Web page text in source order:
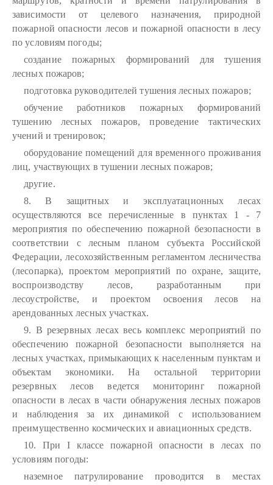
зависимости от целевого назначения, природной
пожарной опасности лесов и пожарной опасности в лесу
по условиям погоды;
создание пожарных формирований для тушения
лесных пожаров;
подготовка руководителей тушения лесных пожаров;
обучение работников пожарных формирований
тушению лесных пожаров, проведение тактических
учений и тренировок;
оборудование помещений для временного проживания
лиц, участвующих в тушении лесных пожаров;
другие.
8. В защитных и эксплуатационных лесах
осуществляются все перечисленные в пунктах 1 - 7
мероприятия по обеспечению пожарной безопасности в
соответствии с лесным планом субъекта Российской
Федерации, лесохозяйственным регламентом лесничества
(лесопарка), проектом мероприятий по охране, защите,
воспроизводству лесов, разработанным при
лесоустройстве, и проектом освоения лесов на
арендованных лесных участках.
9. В резервных лесах весь комплекс мероприятий по
обеспечению пожарной безопасности выполняется на
лесных участках, примыкающих к населенным пунктам и
объектам экономики. На остальной территории
резервных лесов ведется мониторинг пожарной
опасности в лесах в части обнаружения лесных пожаров
и наблюдения за их динамикой с использованием
преимущественно космических и авиационных средств.
10. При I классе пожарной опасности в лесах по
условиям погоды:
наземное патрулирование проводится в местах